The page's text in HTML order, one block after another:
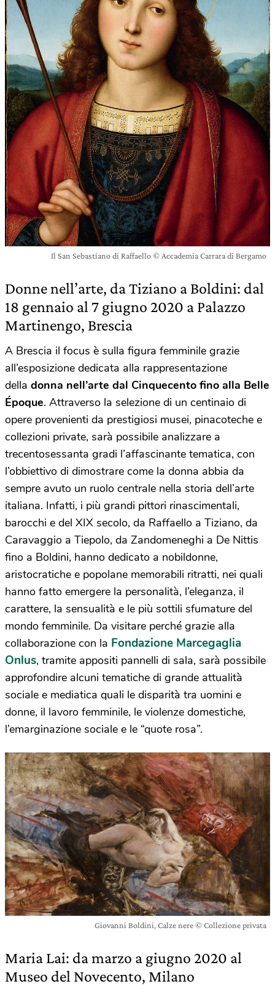
Il San Sebastiano di Raffaello © Accademia Carrara di Bergamo
Donne nell’arte, da Tiziano a Boldini: dal
18 gennaio al 7 giugno 2020 a Palazzo
Martinengo, Brescia
A Brescia il focus è sulla figura femminile grazie
all’esposizione dedicata alla rappresentazione
della donna nell’arte dal Cinquecento fino alla Belle
Époque. Attraverso la selezione di un centinaio di
opere provenienti da prestigiosi musei, pinacoteche e
collezioni private, sarà possibile analizzare a
trecentosessanta gradi l’affascinante tematica, con
l’obbiettivo di dimostrare come la donna abbia da
sempre avuto un ruolo centrale nella storia dell’arte
italiana. Infatti, i più grandi pittori rinascimentali,
barocchi e del XIX secolo, da Raffaello a Tiziano, da
Caravaggio a Tiepolo, da Zandomeneghi a De Nittis
fino a Boldini, hanno dedicato a nobildonne,
aristocratiche e popolane memorabili ritratti, nei quali
hanno fatto emergere la personalità, l’eleganza, il
carattere, la sensualità e le più sottili sfumature del
mondo femminile. Da visitare perché grazie alla
collaborazione con la Fondazione Marcegaglia
Onlus, tramite appositi pannelli di sala, sarà possibile
approfondire alcuni tematiche di grande attualità
sociale e mediatica quali le disparità tra uomini e
donne, il lavoro femminile, le violenze domestiche,
l’emarginazione sociale e le “quote rosa”.
Giovanni Boldini, Calze nere © Collezione privata
Maria Lai: da marzo a giugno 2020 al
Museo del Novecento, Milano